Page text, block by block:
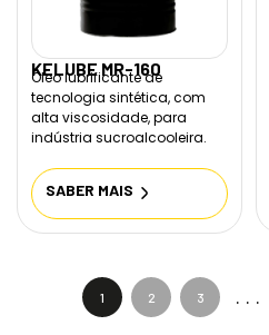
KELUBE MR-160
Óleo lubrificante de
tecnologia sintética, com
alta viscosidade, para
indústria sucroalcooleira.
SABER MAIS
1 2 3